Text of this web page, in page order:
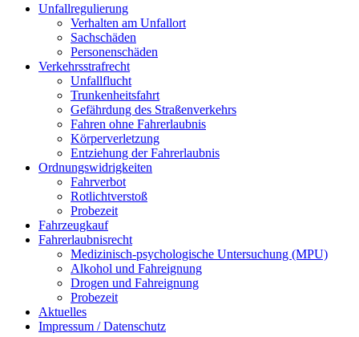
Unfallregulierung
Verhalten am Unfallort
Sachschäden
Personenschäden
Verkehrsstrafrecht
Unfallflucht
Trunkenheitsfahrt
Gefährdung des Straßenverkehrs
Fahren ohne Fahrerlaubnis
Körperverletzung
Entziehung der Fahrerlaubnis
Ordnungswidrigkeiten
Fahrverbot
Rotlichtverstoß
Probezeit
Fahrzeugkauf
Fahrerlaubnisrecht
Medizinisch-psychologische Untersuchung (MPU)
Alkohol und Fahreignung
Drogen und Fahreignung
Probezeit
Aktuelles
Impressum / Datenschutz